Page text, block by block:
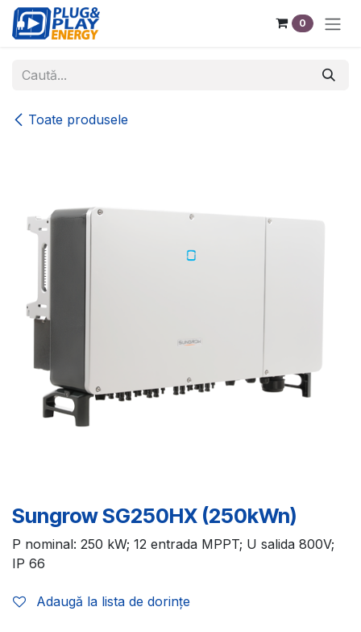
Sari la conținut
0
Toate produsele
Sungrow SG250HX (250kWn)
P nominal: 250 kW; 12 entrada MPPT; U salida 800V;
IP 66
Adaugă la lista de dorințe